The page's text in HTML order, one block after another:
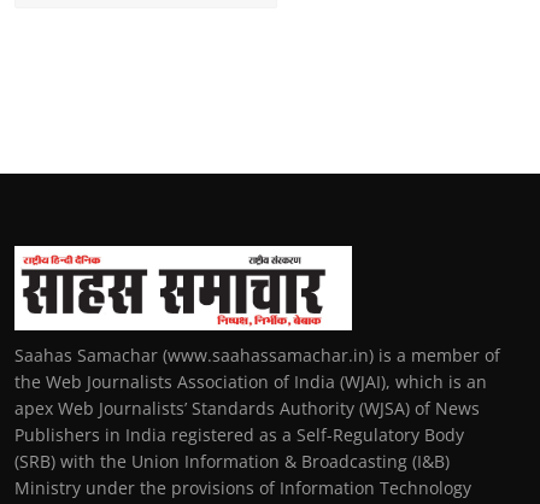
Saahas Samachar (www.saahassamachar.in) is a member of
the Web Journalists Association of India (WJAI), which is an
apex Web Journalists’ Standards Authority (WJSA) of News
Publishers in India registered as a Self-Regulatory Body
(SRB) with the Union Information & Broadcasting (I&B)
Ministry under the provisions of Information Technology